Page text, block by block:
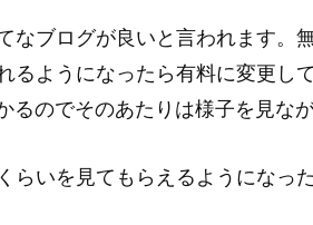
なブログが良いと言われます。
るようになったら有料に変更し
るのでそのあたりは様子を見なが
らいを見てもらえるようになっ